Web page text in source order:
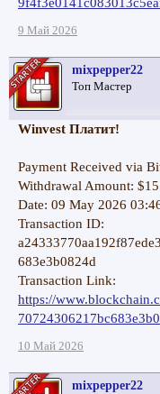
9 Май 2026
mixpepper22
Топ Мастер
Winvest Платит!
Payment Received via
Withdrawal Amount:
Date: 09 May 2026
Transaction ID:
683e3b0824d
Transaction Link:
https://
10 Май 2026
mixpepper22